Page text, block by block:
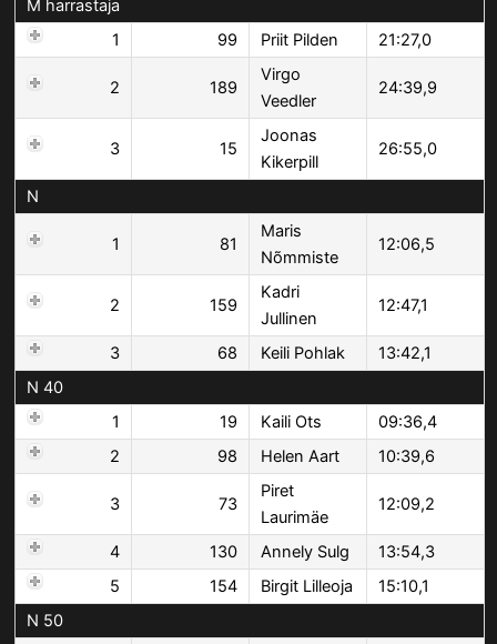
M harrastaja
1
99 Priit Pilden 21:27,0
2 189
Virgo
Veedler
24:39,9
3 15
Joonas
Kikerpill
26:55,0
N
1 81
Maris
Nõmmiste
12:06,5
2 159
Kadri
Jullinen
12:47,1
3 68 Keili Pohlak
13:42,1
N 40
1
19 Kaili Ots
09:36,4
2
98 Helen Aart 10:39,6
3 73
Piret
Laurimäe
12:09,2
4 130 Annely Sulg
13:54,3
5
154 Birgit Lilleoja
15:10,1
N 50